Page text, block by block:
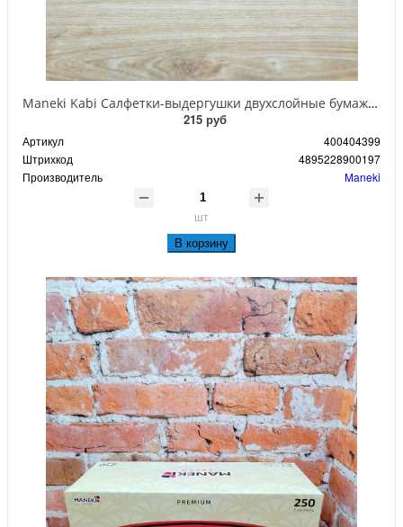
Maneki Kabi Салфетки-выдергушки двухслойные бумажные гладкие белые 250 шт
215 руб
Артикул
400404399
Штрихкод
4895228900197
Производитель
Maneki
шт
В корзину